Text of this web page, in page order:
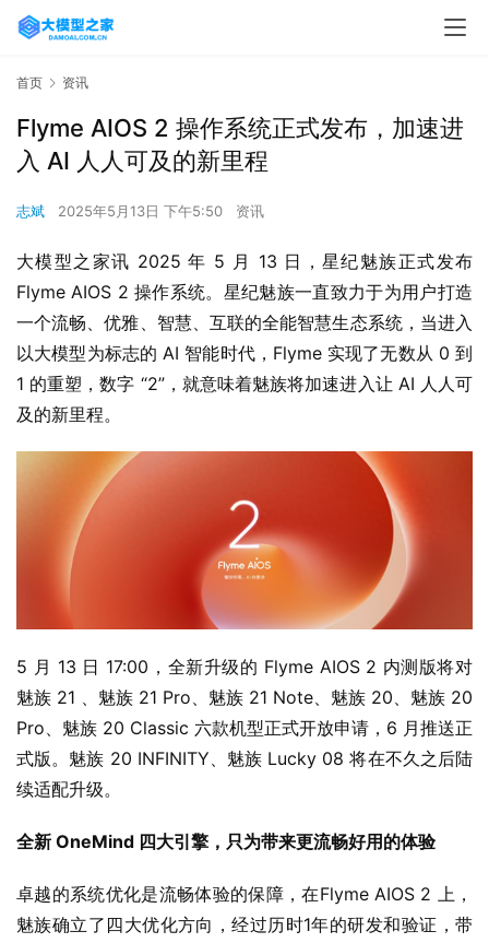
首页 资讯
Flyme AIOS 2 操作系统正式发布，加速进
入 AI 人人可及的新里程
志斌 2025年5月13日 下午5:50 资讯
大模型之家讯 2025 年 5 月 13 日，星纪魅族正式发布
Flyme AIOS 2 操作系统。星纪魅族一直致力于为用户打造
一个流畅、优雅、智慧、互联的全能智慧生态系统，当进入
以大模型为标志的 AI 智能时代，Flyme 实现了无数从 0 到
1 的重塑，数字 “2”，就意味着魅族将加速进入让 AI 人人可
及的新里程。
5 月 13 日 17:00，全新升级的 Flyme AIOS 2 内测版将对
魅族 21 、魅族 21 Pro、魅族 21 Note、魅族 20、魅族 20
Pro、魅族 20 Classic 六款机型正式开放申请，6 月推送正
式版。魅族 20 INFINITY、魅族 Lucky 08 将在不久之后陆
续适配升级。
全新 OneMind 四大引擎，只为带来更流畅好用的体验
卓越的系统优化是流畅体验的保障，在Flyme AIOS 2 上，
魅族确立了四大优化方向，经过历时1年的研发和验证，带